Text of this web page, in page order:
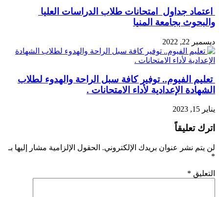
اعتماد جداول امتحانات طلاب الدراسات العليا
والبحوث بجامعة المنيا
ديسمبر 22, 2022
تعليم الفيوم.. توفير كافة سبل الراحة والهدوء لطلاب
الشهادة الإعدادية لأداء الامتحانات .
يناير 15, 2023
اترك تعليقاً
لن يتم نشر عنوان بريدك الإلكتروني. الحقول الإلزامية مشار إليها بـ
*
التعليق *